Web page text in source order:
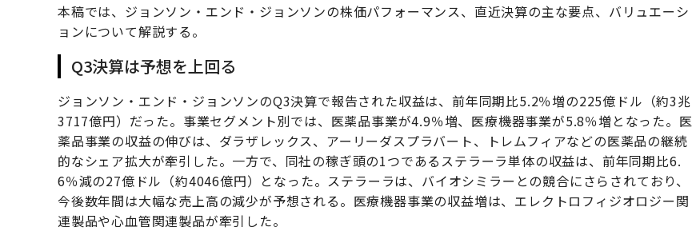
本稿では、ジョンソン・エンド・ジョンソンの株価パフォーマンス、直近決算の主な要点、バリュエーシ
ョンについて解説する。
Q3決算は予想を上回る
ジョンソン・エンド・ジョンソンのQ3決算で報告された収益は、前年同期比5.2％増の225億ドル（約3兆
3717億円）だった。事業セグメント別では、医薬品事業が4.9％増、医療機器事業が5.8％増となった。医
薬品事業の収益の伸びは、ダラザレックス、アーリーダスプラバート、トレムフィアなどの医薬品の継続
的なシェア拡大が牽引した。一方で、同社の稼ぎ頭の1つであるステラーラ単体の収益は、前年同期比6.
6％減の27億ドル（約4046億円）となった。ステラーラは、バイオシミラーとの競合にさらされており、
今後数年間は大幅な売上高の減少が予想される。医療機器事業の収益増は、エレクトロフィジオロジー関
連製品や心血管関連製品が牽引した。